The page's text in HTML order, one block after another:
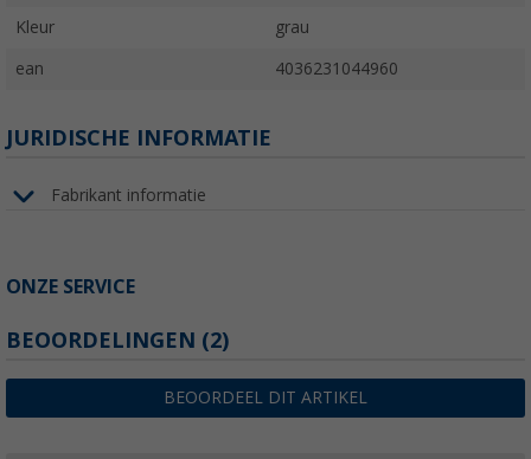
Kleur grau
ean 4036231044960
JURIDISCHE INFORMATIE
Fabrikant informatie
ONZE SERVICE
BEOORDELINGEN (2)
BEOORDEEL DIT ARTIKEL